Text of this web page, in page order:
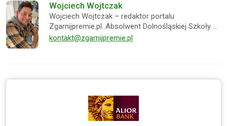
Wojciech Wojtczak
Wojciech Wojtczak – redaktor portalu
Zgarnijpremie.pl. Absolwent Dolnośląskiej Szkoły …
kontakt@zgarnijpremie.pl